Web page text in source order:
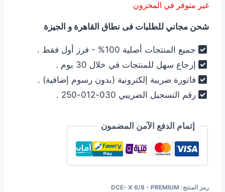
هو:
4.500,00 EGP.
4.200,00 EGP.
غير متوفر في المخزون
شحن مجاني للطلبات فى نطاق القاهرة و الجيزة
جميع المنتجات أصلية 100% - فرز أول فقط .
إرجاع سهل للمنتجات في خلال 30 يوم .
فاتورة ضريبة إلكترونية (بدون رسوم إضافية) .
رقم التسجيل الضريبي 030-012-250 .
إتمام الدفع الآمن المضمون
رمز المنتج: DCE- X 6/8 - PREMIUM